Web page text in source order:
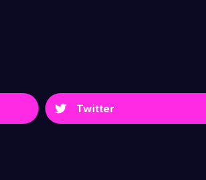
Twitter